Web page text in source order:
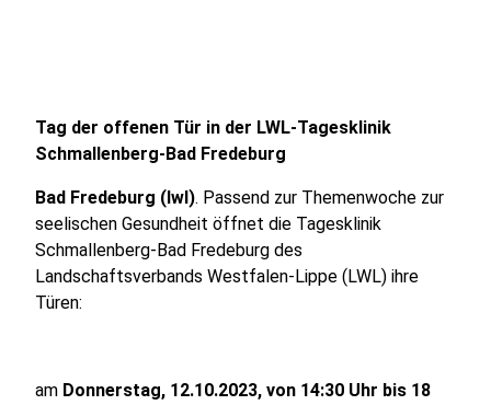
Tag der offenen Tür in der LWL-Tagesklinik
Schmallenberg-Bad Fredeburg
Bad Fredeburg (lwl). Passend zur Themenwoche zur
seelischen Gesundheit öffnet die Tagesklinik
Schmallenberg-Bad Fredeburg des
Landschaftsverbands Westfalen-Lippe (LWL) ihre
Türen:
am Donnerstag, 12.10.2023, von 14:30 Uhr bis 18